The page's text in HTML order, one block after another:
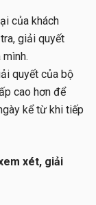
của khách
giải quyết
quyết của bộ
cao hơn để
kể từ khi tiếp
xét, giải